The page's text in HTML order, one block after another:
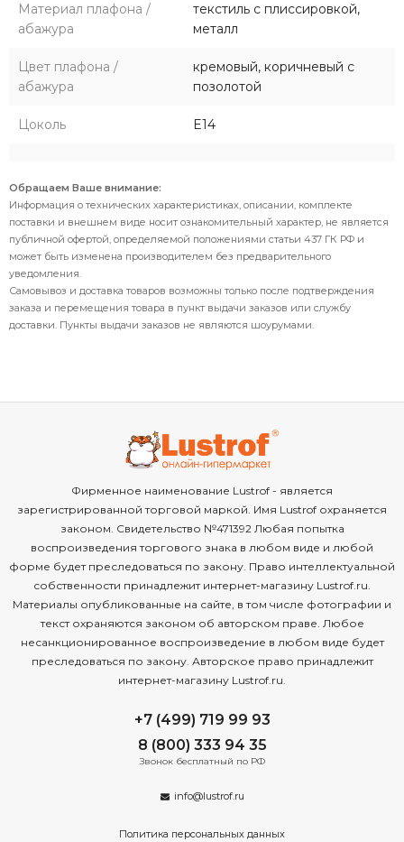
Материал плафона /
абажура
текстиль с плиссировкой,
металл
Цвет плафона /
абажура
кремовый, коричневый с
позолотой
Цоколь E14
Обращаем Ваше внимание:
Информация о технических характеристиках, описании, комплекте
поставки и внешнем виде носит ознакомительный характер, не является
публичной офертой, определяемой положениями статьи 437 ГК РФ и
может быть изменена производителем без предварительного
уведомления.
Самовывоз и доставка товаров возможны только после подтверждения
заказа и перемещения товара в пункт выдачи заказов или службу
доставки. Пункты выдачи заказов не являются шоурумами.
Фирменное наименование Lustrof - является
зарегистрированной торговой маркой. Имя Lustrof охраняется
законом. Свидетельство №471392 Любая попытка
воспроизведения торгового знака в любом виде и любой
форме будет преследоваться по закону. Право интеллектуальной
собственности принадлежит интернет-магазину Lustrof.ru.
Материалы опубликованные на сайте, в том числе фотографии и
текст охраняются законом об авторском праве. Любое
несанкционированное воспроизведение в любом виде будет
преследоваться по закону. Авторское право принадлежит
интернет-магазину Lustrof.ru.
+7 (499) 719 99 93
8 (800) 333 94 35
Звонок бесплатный по РФ
info@lustrof.ru
Политика персональных данных